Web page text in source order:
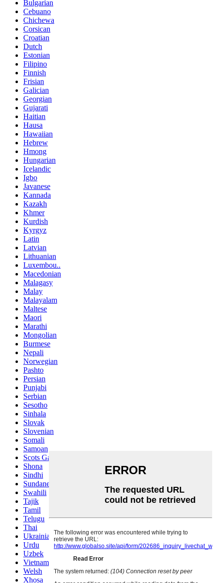
Bulgarian
Cebuano
Chichewa
Corsican
Croatian
Dutch
Estonian
Filipino
Finnish
Frisian
Galician
Georgian
Gujarati
Haitian
Hausa
Hawaiian
Hebrew
Hmong
Hungarian
Icelandic
Igbo
Javanese
Kannada
Kazakh
Khmer
Kurdish
Kyrgyz
Latin
Latvian
Lithuanian
Luxembou..
Macedonian
Malagasy
Malay
Malayalam
Maltese
Maori
Marathi
Mongolian
Burmese
Nepali
Norwegian
Pashto
Persian
Punjabi
Serbian
Sesotho
Sinhala
Slovak
Slovenian
Somali
Samoan
Scots Gaelic
Shona
Sindhi
Sundanese
Swahili
Tajik
Tamil
Telugu
Thai
Ukrainian
Urdu
Uzbek
Vietnamese
Welsh
Xhosa